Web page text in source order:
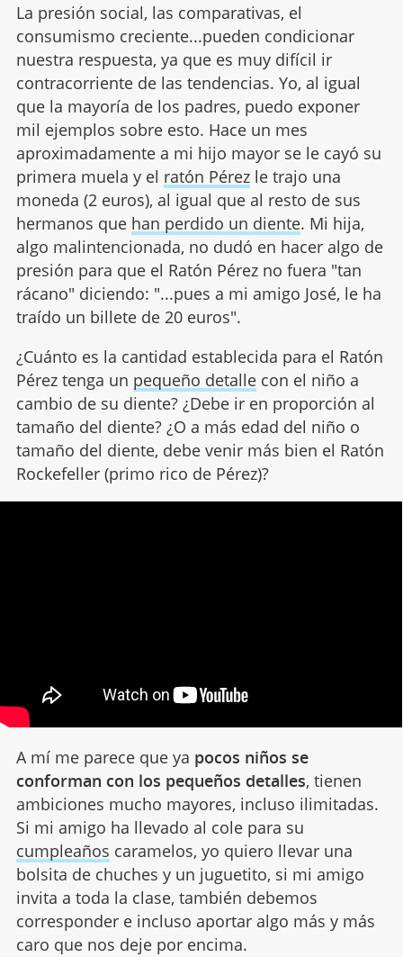
La presión social, las comparativas, el
consumismo creciente...pueden condicionar
nuestra respuesta, ya que es muy difícil ir
contracorriente de las tendencias. Yo, al igual
que la mayoría de los padres, puedo exponer
mil ejemplos sobre esto. Hace un mes
aproximadamente a mi hijo mayor se le cayó su
primera muela y el ratón Pérezle trajo una
moneda (2 euros), al igual que al resto de sus
hermanos que han perdido un diente. Mi hija,
algo malintencionada, no dudó en hacer algo de
presión para que el Ratón Pérez no fuera "tan
rácano" diciendo: "...pues a mi amigo José, le ha
traído un billete de 20 euros".
¿Cuánto es la cantidad establecida para el Ratón
Pérez tenga un pequeño detallecon el niño a
cambio de su diente? ¿Debe ir en proporción al
tamaño del diente? ¿O a más edad del niño o
tamaño del diente, debe venir más bien el Ratón
Rockefeller (primo rico de Pérez)?
A mí me parece que ya pocos niños se
conforman con los pequeños detalles, tienen
ambiciones mucho mayores, incluso ilimitadas.
Si mi amigo ha llevado al cole para su
cumpleaños caramelos, yo quiero llevar una
bolsita de chuches y un juguetito, si mi amigo
invita a toda la clase, también debemos
corresponder e incluso aportar algo más y más
caro que nos deje por encima.